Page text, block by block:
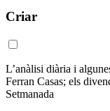
Criar
L’anàlisi diària i
Ferran Casas; els
Setmanada